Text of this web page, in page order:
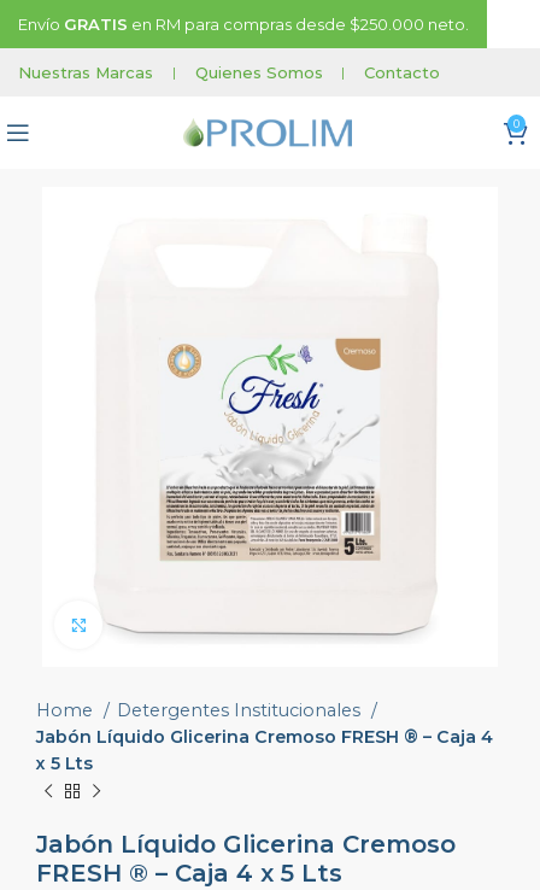
Nuestras Marcas | Quienes Somos | Contacto
0
Click to enlarge
Home
Detergentes Institucionales
Jabón Líquido Glicerina Cremoso FRESH ® – Caja 4
x 5 Lts
Jabón Líquido Glicerina Cremoso
FRESH ® – Caja 4 x 5 Lts
Envío GRATIS en RM para compras desde $250.000 neto.